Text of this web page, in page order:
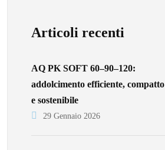
Articoli recenti
AQ PK SOFT 60–90–120:
addolcimento efficiente, compatto
e sostenibile
29 Gennaio 2026